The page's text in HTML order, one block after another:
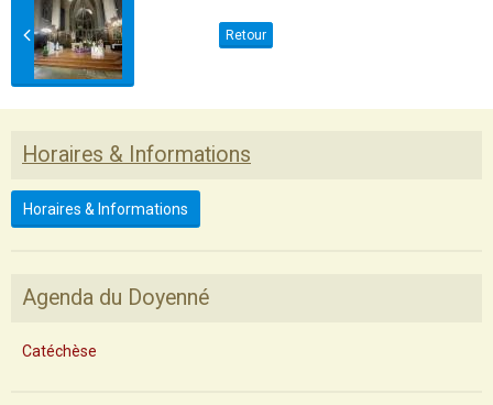
Retour
Horaires & Informations
Horaires & Informations
Agenda du Doyenné
Catéchèse